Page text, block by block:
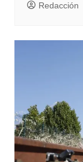
Redacción